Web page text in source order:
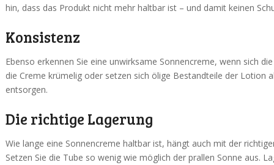
hin, dass das Produkt nicht mehr haltbar ist – und damit keinen
Konsistenz
Ebenso erkennen Sie eine unwirksame Sonnencreme, wenn sich
die Creme krümelig oder setzen sich ölige Bestandteile der Lotion
entsorgen.
Die richtige Lagerung
Wie lange eine Sonnencreme haltbar ist, hängt auch mit der
Setzen Sie die Tube so wenig wie möglich der prallen Sonne aus.